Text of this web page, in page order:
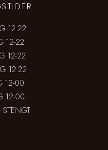
12-22
12-22
12-22
12-22
12-00
12-00